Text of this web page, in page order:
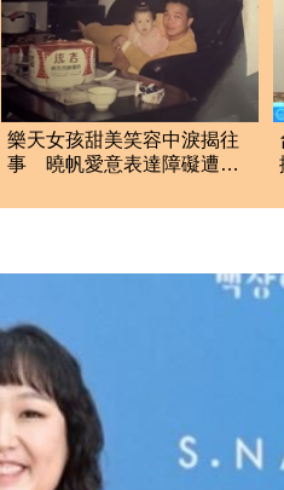
樂天女孩甜美笑容中淚揭往
事 曉帆愛意表達障礙遭